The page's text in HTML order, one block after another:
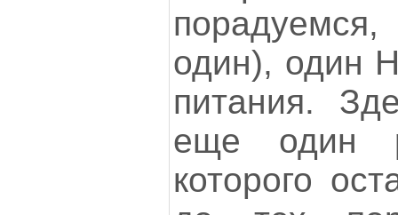
один), один
питания.
еще один
которого